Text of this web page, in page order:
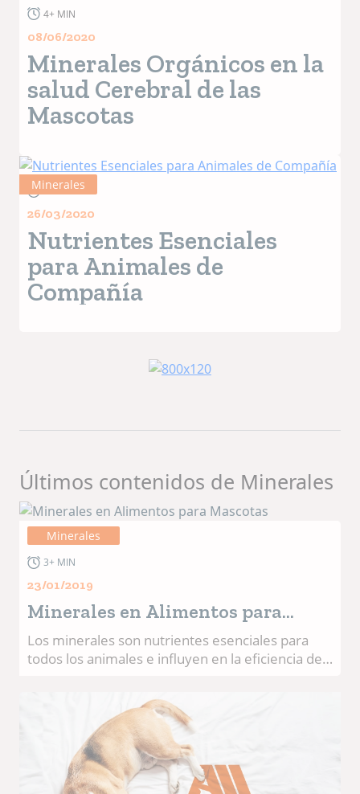
4+ MIN
08/06/2020
Minerales Orgánicos en la
salud Cerebral de las
Mascotas
Minerales
3+ MIN
26/03/2020
Nutrientes Esenciales
para Animales de
Compañía
Últimos contenidos de Minerales
Minerales
3+ MIN
23/01/2019
Minerales en Alimentos para
Mascotas
Los minerales son nutrientes esenciales para
todos los animales e influyen en la eficiencia de
en la naturaleza se clasifican en: Macrominerales
Microminerales Los minerales traza son vitales
para el desempeño animal. El zinc cumple
funciones esenciales en los animales. Como un
bloque de construcción metabólica, satisface las
necesidades nutricionales básicas. En las